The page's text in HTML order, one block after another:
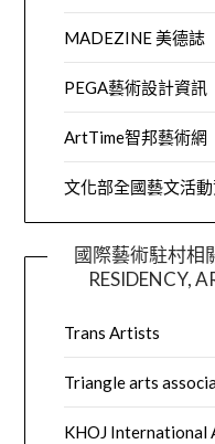
MADEZINE 美德誌
PEGA藝術設計資訊
ArtTime智邦藝術網
文化部全國藝文活
國際藝術駐村相
RESIDENCY,
Trans Artists
Triangle arts
KHOJ International